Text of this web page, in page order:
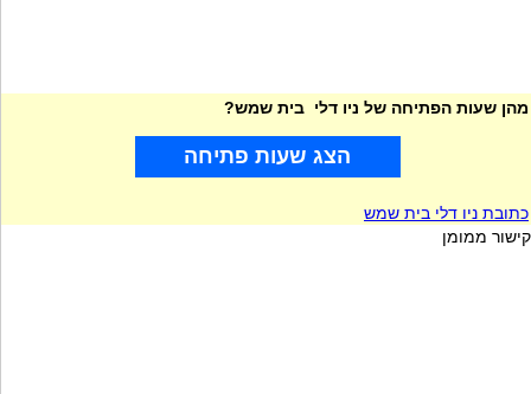
מהן שעות הפתיחה של ניו דלי בית שמש?
הצג שעות פתיחה
כתובת ניו דלי בית שמש
קישור ממומן